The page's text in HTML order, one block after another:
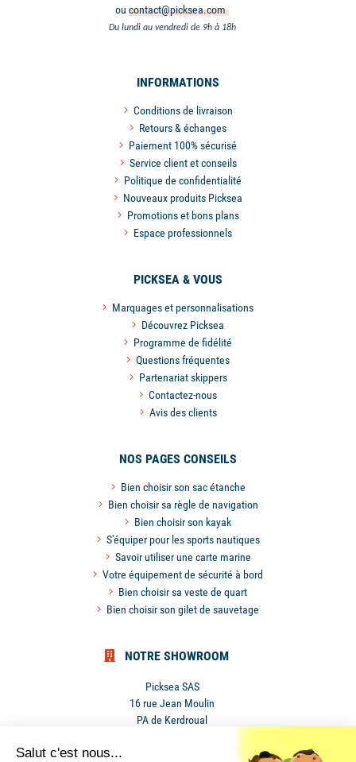
ou contact@picksea.com
Du lundi au vendredi de 9h à 18h
INFORMATIONS
Conditions de livraison
Retours & échanges
Paiement 100% sécurisé
Service client et conseils
Politique de confidentialité
Nouveaux produits Picksea
Promotions et bons plans
Espace professionnels
PICKSEA & VOUS
Marquages et personnalisations
Découvrez Picksea
Programme de fidélité
Questions fréquentes
Partenariat skippers
Contactez-nous
Avis des clients
NOS PAGES CONSEILS
Bien choisir son sac étanche
Bien choisir sa règle de navigation
Bien choisir son kayak
S'équiper pour les sports nautiques
Savoir utiliser une carte marine
Votre équipement de sécurité à bord
Bien choisir sa veste de quart
Bien choisir son gilet de sauvetage
NOTRE SHOWROOM
Picksea SAS
16 rue Jean Moulin
PA de Kerdroual
Salut c'est nous...